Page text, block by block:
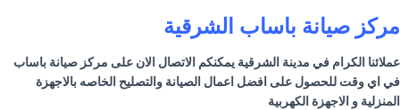
مركز صيانة باساب الشرقية
عملائنا الكرام في مدينة الشرقية يمكنكم الاتصال الان على مركز صيانة باساب
في اي وقت للحصول على افضل اعمال الصيانة والتصليح الخاصه بالاجهزة
المنزلية و الاجهزة الكهربية